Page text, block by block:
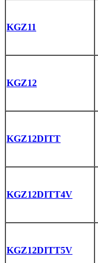
KGZ11
KGZ12
KGZ12DITT
KGZ12DITT4V
KGZ12DITT5V